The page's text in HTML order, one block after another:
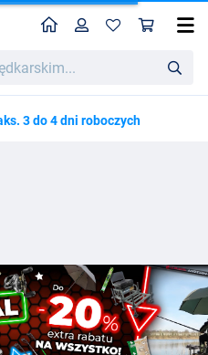
HomeProfil
3 do 4 dni roboczych